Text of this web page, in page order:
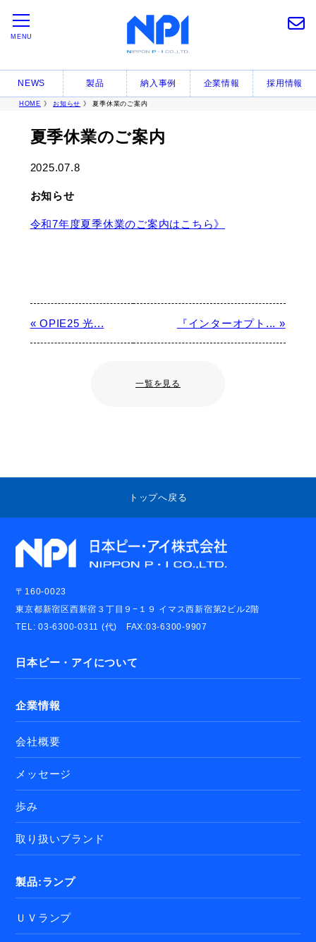
MENU
NEWS 製品 納入事例 企業情報 採用情報
HOME 》 お知らせ 》 夏季休業のご案内
夏季休業のご案内
2025.07.8
お知らせ
令和7年度夏季休業のご案内はこちら》
« OPIE25 光... 『インターオプト... »
一覧を見る
トップへ戻る
〒160-0023
東京都新宿区西新宿３丁目９−１９ イマス西新宿第2ビル2階
TEL: 03-6300-0311 (代) FAX:03-6300-9907
日本ピー・アイについて
企業情報
会社概要
メッセージ
歩み
取り扱いブランド
製品:ランプ
ＵＶランプ